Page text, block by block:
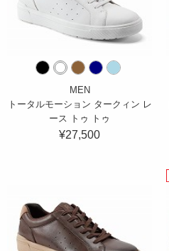
MEN
トータルモーション タークィン レ
ース トゥ トゥ
¥27,500